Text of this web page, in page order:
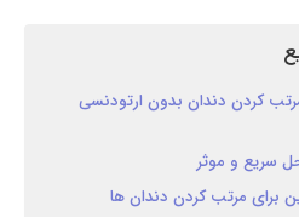
مرتب کردن دندان بدون ارتودنسی
سریع و موثر
برای مرتب کردن دندان ها